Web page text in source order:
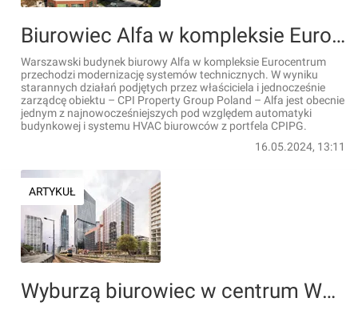
Biurowiec Alfa w kompleksie Eurocentrum przechodzi modernizację
Warszawski budynek biurowy Alfa w kompleksie Eurocentrum
przechodzi modernizację systemów technicznych. W wyniku
starannych działań podjętych przez właściciela i jednocześnie
zarządcę obiektu – CPI Property Group Poland – Alfa jest obecnie
jednym z najnowocześniejszych pod względem automatyki
budynkowej i systemu HVAC biurowców z portfela CPIPG.
16.05.2024, 13:11
ARTYKUŁ
Wyburzą biurowiec w centrum Warszawy. Zastąpi go nowy, 14-kondygnacyjny LightOn [WIZUALIZACJE]